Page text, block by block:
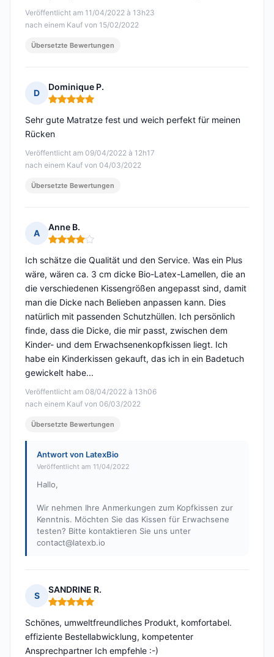
Veröffentlicht am 11/04/2022 à 13h23
nach einem Kauf von 15/02/2022
Übersetzte Bewertungen
D
Dominique P.
Hinweis: 5 von 5
Veröffentlicht am 09/04/2022 à 12h17
nach einem Kauf von 04/03/2022
Sehr gute Matratze fest und weich perfekt für meinen
Rücken
Übersetzte Bewertungen
A
Anne B.
Hinweis: 4 von 5
Veröffentlicht am 08/04/2022 à 13h06
nach einem Kauf von 06/03/2022
Ich schätze die Qualität und den Service. Was ein Plus
wäre, wären ca. 3 cm dicke Bio-Latex-Lamellen, die an
die verschiedenen Kissengrößen angepasst sind, damit
man die Dicke nach Belieben anpassen kann. Dies
natürlich mit passenden Schutzhüllen. Ich persönlich
finde, dass die Dicke, die mir passt, zwischen dem
Kinder- und dem Erwachsenenkopfkissen liegt. Ich
habe ein Kinderkissen gekauft, das ich in ein Badetuch
gewickelt habe...
Übersetzte Bewertungen
Antwort von LatexBio
Veröffentlicht am 11/04/2022
Hallo,
Wir nehmen Ihre Anmerkungen zum Kopfkissen zur
Kenntnis. Möchten Sie das Kissen für Erwachsene
testen? Bitte kontaktieren Sie uns unter
contact@latexb.io
S
SANDRINE R.
Hinweis: 5 von 5
Schönes, umweltfreundliches Produkt, komfortabel.
effiziente Bestellabwicklung, kompetenter
Ansprechpartner Ich empfehle :-)